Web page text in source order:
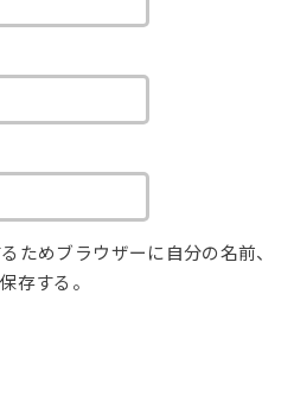
ためブラウザーに自分の名前、
存する。